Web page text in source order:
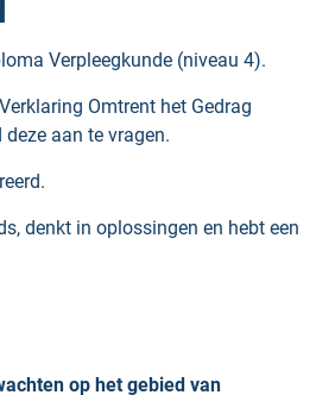
Verpleegkunde (niveau 4).
Omtrent het Gedrag
aan te vragen.
denkt in oplossingen en hebt een
op het gebied van